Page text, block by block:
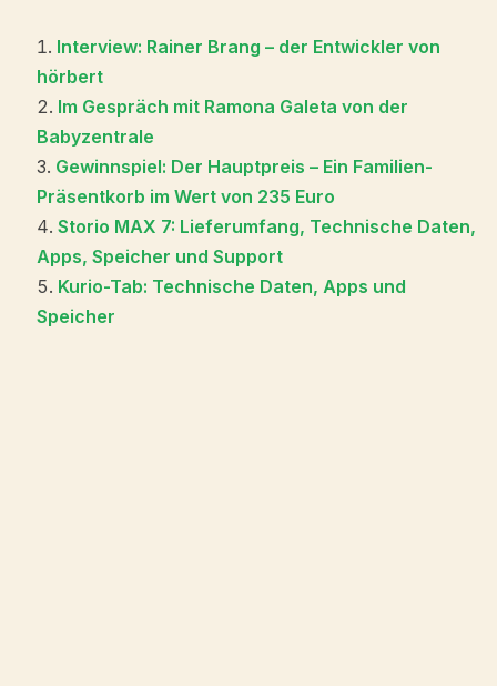
Interview: Rainer Brang – der Entwickler von
hörbert
Im Gespräch mit Ramona Galeta von der
Babyzentrale
Gewinnspiel: Der Hauptpreis – Ein Familien-
Präsentkorb im Wert von 235 Euro
Storio MAX 7: Lieferumfang, Technische Daten,
Apps, Speicher und Support
Kurio-Tab: Technische Daten, Apps und
Speicher